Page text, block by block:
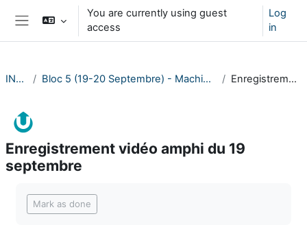
Skip to main content
You are currently using guest
access
Log
in
INF412-2023 Bloc 5 (19-20 Septembre) - Machines de Turing. Modèles de Calculs. Thèse de Church-Turing. Calculabilité. Enregistrement vidéo amphi du 19 septembre
Enregistrement vidéo amphi du 19
septembre
Mark as done